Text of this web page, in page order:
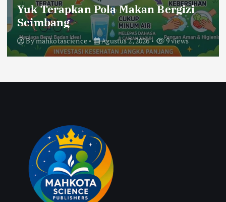
Yuk Terapkan Pola Makan Bergizi
Seimbang
Bymahkotascience Agustus 2, 2026 9 views